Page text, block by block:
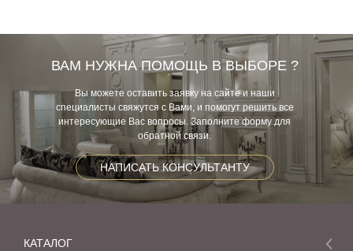
ВАМ НУЖНА ПОМОЩЬ В ВЫБОРЕ ?
Вы можете оставить заявку на сайте и наши
специалисты свяжутся с Вами, и помогут решить все
интересующие Вас вопросы. Заполните форму для
обратной связи.
НАПИСАТЬ КОНСУЛЬТАНТУ
КАТАЛОГ